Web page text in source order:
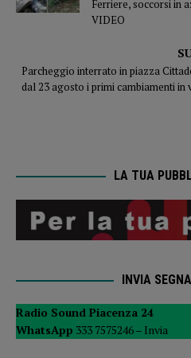
Ferriere, soccorsi in
VIDEO
Parcheggio interrato in piazza
dal 23 agosto i primi cambiamenti in
LA TUA
INVIA
Radio Sound Piacenza 24
WhatsApp 333 7575246 – Invia